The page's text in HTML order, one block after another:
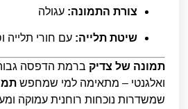
צורת התמונה: עגולה
שיטת תלייה: עם חורי תלייה
תמונה של צדיק ברמת הדפסה
ואלגנטי – מתאימה למי שמחפש
שמשדרות נוכחות רוחנית עמוקה